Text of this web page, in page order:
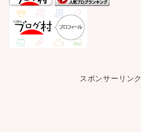
スポンサーリンク